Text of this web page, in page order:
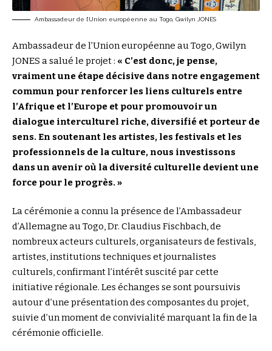
Ambassadeur de l’Union européenne au Togo, Gwilyn JONES
Ambassadeur de l’Union européenne au Togo, Gwilyn
JONES a salué le projet : « C’est donc, je pense,
vraiment une étape décisive dans notre engagement
commun pour renforcer les liens culturels entre
l’Afrique et l’Europe et pour promouvoir un
dialogue interculturel riche, diversifié et porteur de
sens. En soutenant les artistes, les festivals et les
professionnels de la culture, nous investissons
dans un avenir où la diversité culturelle devient une
force pour le progrès. »
La cérémonie a connu la présence de l’Ambassadeur
d’Allemagne au Togo, Dr. Claudius Fischbach, de
nombreux acteurs culturels, organisateurs de festivals,
artistes, institutions techniques et journalistes
culturels, confirmant l’intérêt suscité par cette
initiative régionale. Les échanges se sont poursuivis
autour d’une présentation des composantes du projet,
suivie d’un moment de convivialité marquant la fin de la
cérémonie officielle.